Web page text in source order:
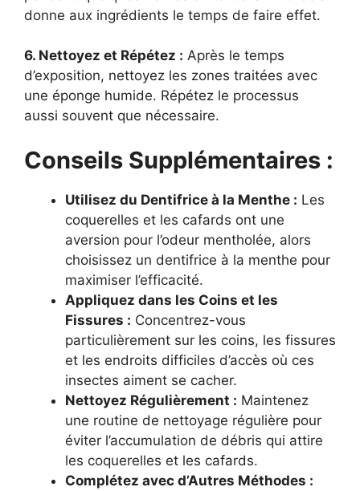
donne aux ingrédients le temps de faire effet.
6. Nettoyez et Répétez : Après le temps
d’exposition, nettoyez les zones traitées avec
une éponge humide. Répétez le processus
aussi souvent que nécessaire.
Conseils Supplémentaires :
Utilisez du Dentifrice à la Menthe : Les
coquerelles et les cafards ont une
aversion pour l’odeur mentholée, alors
choisissez un dentifrice à la menthe pour
maximiser l’efficacité.
Appliquez dans les Coins et les
Fissures : Concentrez-vous
particulièrement sur les coins, les fissures
et les endroits difficiles d’accès où ces
insectes aiment se cacher.
Nettoyez Régulièrement : Maintenez
une routine de nettoyage régulière pour
éviter l’accumulation de débris qui attire
les coquerelles et les cafards.
Complétez avec d’Autres Méthodes :